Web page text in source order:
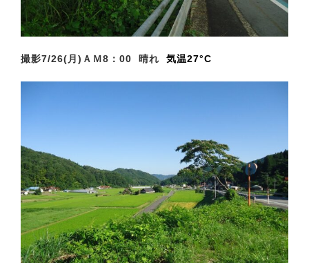
撮影7/26(月)ＡＭ8 ：00 晴れ 気温27°C